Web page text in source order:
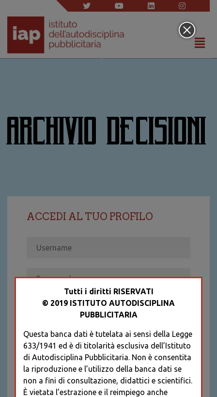
ARCHIVIO DECISIONI
ACCEDI AL TUO PROFILO
Recupera password
REGISTRATI
* I CAMPI CONTRASSEGNATI SONO
OBBLIGATORI
Tutti i diritti RISERVATI
© 2019 ISTITUTO AUTODISCIPLINA
PUBBLICITARIA
Questa banca dati è tutelata ai sensi della Legge
633/1941 ed è di titolarità esclusiva dell’Istituto
di Autodisciplina Pubblicitaria. Non è consentita
la riproduzione e l’utilizzo della banca dati se
non a fini di consultazione, didattici e scientifici.
È vietata l’estrazione e il reimpiego anche